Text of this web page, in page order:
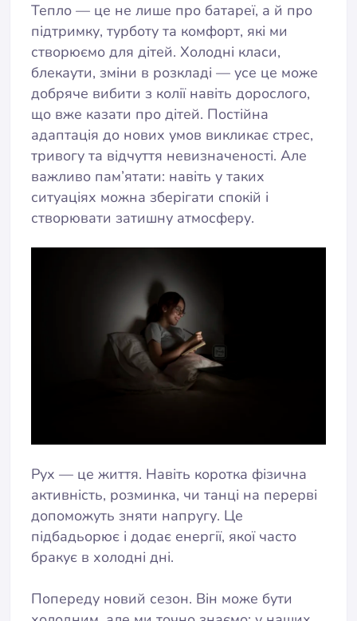
Тепло — це не лише про батареї, а й про
підтримку, турботу та комфорт, які ми
створюємо для дітей. Холодні класи,
блекаути, зміни в розкладі — усе це може
добряче вибити з колії навіть дорослого,
що вже казати про дітей. Постійна
адаптація до нових умов викликає стрес,
тривогу та відчуття невизначеності. Але
важливо пам’ятати: навіть у таких
ситуаціях можна зберігати спокій і
створювати затишну атмосферу.
Рух — це життя. Навіть коротка фізична
активність, розминка, чи танці на перерві
допоможуть зняти напругу. Це
підбадьорює і додає енергії, якої часто
бракує в холодні дні.
Попереду новий сезон. Він може бути